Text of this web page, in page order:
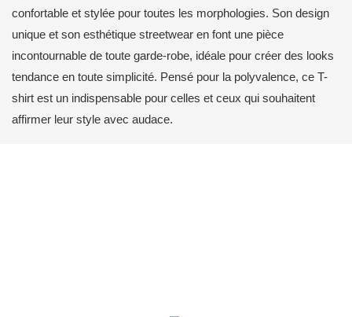
confortable et stylée pour toutes les morphologies. Son design
unique et son esthétique streetwear en font une pièce
incontournable de toute garde-robe, idéale pour créer des looks
tendance en toute simplicité. Pensé pour la polyvalence, ce T-
shirt est un indispensable pour celles et ceux qui souhaitent
affirmer leur style avec audace.